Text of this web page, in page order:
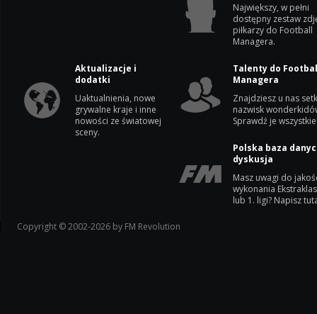
Największy, w pełni
dostępny zestaw
piłkarzy do Football
Managera.
Aktualizacje i
dodatki
Uaktualnienia, nowe
grywalne kraje i inne
nowości ze światowej
sceny.
Talenty do
Managera
Znajdziesz u nas
nazwisk
Sprawdź je
Polska baza
dyskusja
Masz uwagi do
wykonania
lub 1. ligi? Napisz
Copyright © 2002-2026 by FM Revolution